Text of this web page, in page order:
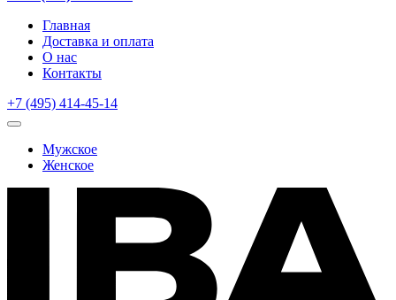
Главная
Доставка и оплата
О нас
Контакты
+7 (495) 414-45-14
Мужское
Женское